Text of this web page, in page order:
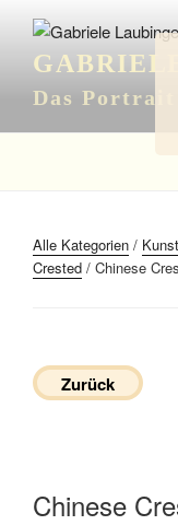
Inhalt
springen
Das Portrait
Alle Kategorien /
Crested / Chinese
Zurück
Chinese